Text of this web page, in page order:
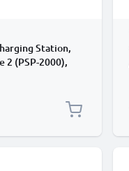
Station,
2 (PSP-2000),
Street (PSP-
Câble de Charge